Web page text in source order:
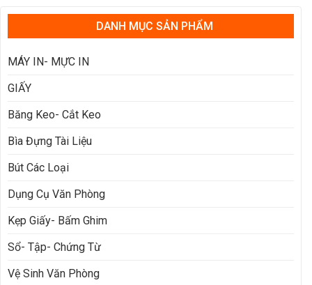
DANH MỤC SẢN PHẨM
MÁY IN- MỰC IN
GIẤY
Băng Keo- Cắt Keo
Bìa Đựng Tài Liệu
Bút Các Loại
Dụng Cụ Văn Phòng
Kẹp Giấy- Bấm Ghim
Sổ- Tập- Chứng Từ
Vệ Sinh Văn Phòng